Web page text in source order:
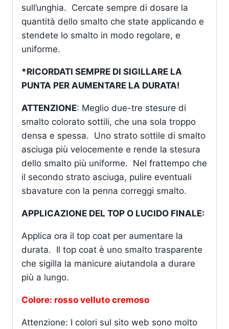
sull’unghia. Cercate sempre di dosare la
quantità dello smalto che state applicando e
stendete lo smalto in modo regolare, e
uniforme.
*RICORDATI SEMPRE DI SIGILLARE LA
PUNTA PER AUMENTARE LA DURATA!
ATTENZIONE: Meglio due-tre stesure di
smalto colorato sottili, che una sola troppo
densa e spessa. Uno strato sottile di smalto
asciuga più velocemente e rende la stesura
dello smalto più uniforme. Nel frattempo che
il secondo strato asciuga, pulire eventuali
sbavature con la penna correggi smalto.
APPLICAZIONE DEL TOP O LUCIDO FINALE:
Applica ora il top coat per aumentare la
durata. Il top coat è uno smalto trasparente
che sigilla la manicure aiutandola a durare
più a lungo.
Colore: rosso velluto cremoso
Attenzione: I colori sul sito web sono molto